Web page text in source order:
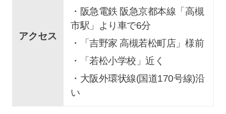
アクセス
・阪急電鉄 阪急京都本線「高槻
市駅」より車で6分
・「吉野家 高槻若松町店」様前
・「若松小学校」近く
・大阪外環状線(国道170号線)沿
い